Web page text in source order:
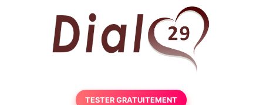
TESTER GRATUITEMENT